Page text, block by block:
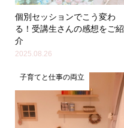
個別セッションでこう変わ
る！受講生さんの感想をご紹
介
2025.08.26
子育てと仕事の両立